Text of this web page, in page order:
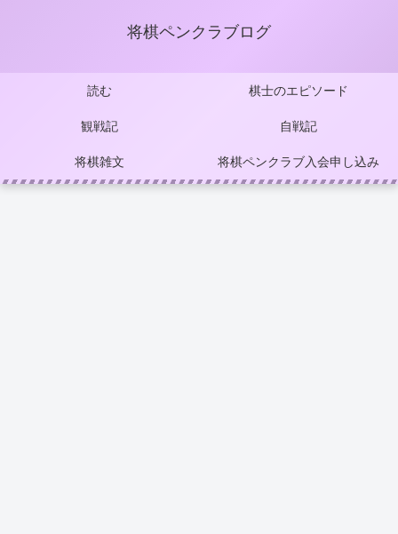
将棋ペンクラブログ
読む 棋士のエピソード
観戦記 自戦記
将棋雑文 将棋ペンクラブ入会申し込み